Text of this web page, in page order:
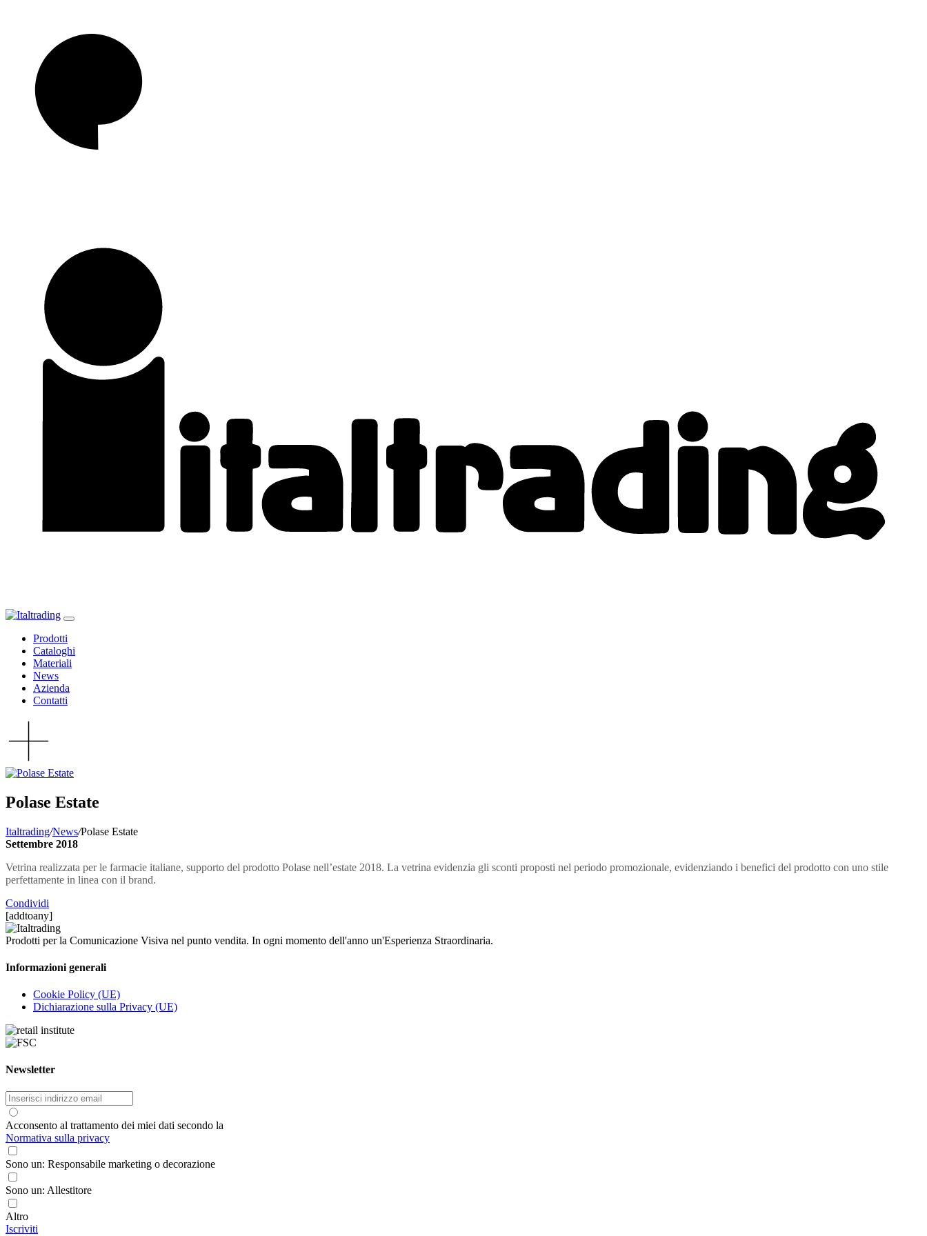
Prodotti
Cataloghi
Materiali
News
Azienda
Contatti
Polase Estate
Italtrading/News/Polase Estate
Settembre 2018
Vetrina realizzata per le farmacie italiane, supporto del prodotto Polase nell’estate 2018. La vetrina evidenzia gli sconti proposti nel periodo promozionale, evidenziando i benefici del prodotto con uno stile
perfettamente in linea con il brand.
Condividi
[addtoany]
Prodotti per la Comunicazione Visiva nel punto vendita. In ogni momento dell'anno un'Esperienza Straordinaria.
Informazioni generali
Cookie Policy (UE)
Dichiarazione sulla Privacy (UE)
Newsletter
Acconsento al trattamento dei miei dati secondo la
Normativa sulla privacy
Sono un: Responsabile marketing o decorazione
Sono un: Allestitore
Altro
Iscriviti